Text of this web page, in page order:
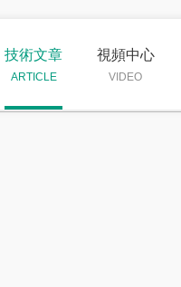
技術文章
ARTICLE
視頻中心
VIDEO